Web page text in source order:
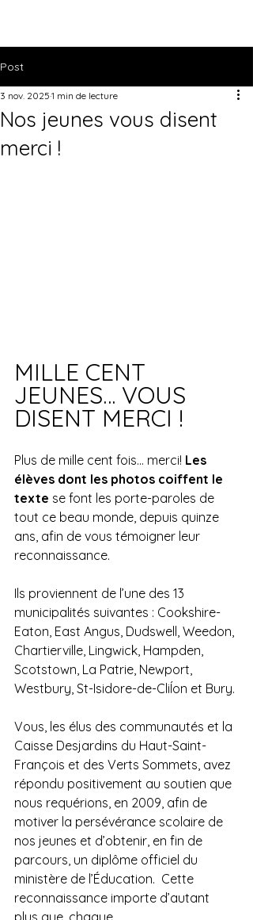
Post
Nos jeunes vous disent
merci !
3 nov. 2025 1 min de lecture
MILLE CENT
JEUNES… VOUS
DISENT MERCI !
Plus de mille cent fois… merci! Les
élèves dont les photos coiffent le
texte se font les porte-paroles de
tout ce beau monde, depuis quinze
ans, afin de vous témoigner leur
reconnaissance.
Ils proviennent de l’une des 13
municipalités suivantes : Cookshire-
Eaton, East Angus, Dudswell, Weedon,
Chartierville, Lingwick, Hampden,
Scotstown, La Patrie, Newport,
Westbury, St-Isidore-de-CliÍon et Bury.
Vous, les élus des communautés et la
Caisse Desjardins du Haut-Saint-
François et des Verts Sommets, avez
répondu positivement au soutien que
nous requérions, en 2009, afin de
motiver la persévérance scolaire de
nos jeunes et d’obtenir, en fin de
parcours, un diplôme officiel du
ministère de l’Éducation.  Cette
reconnaissance importe d’autant
plus que, chaque